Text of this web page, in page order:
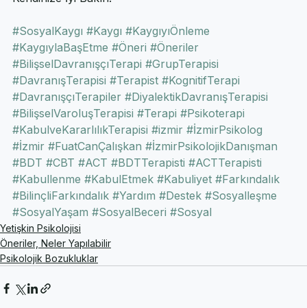
Kendinize İyi Bakın.
#SosyalKaygı #Kaygı
#KaygıyıÖnleme
#KaygıylaBaşEtme #Öneri
#Öneriler
#BilişselDavranışçıTerapi
#GrupTerapisi
#DavranışTerapisi
#Terapist
#KognitifTerapi
#DavranışçıTerapiler
#DiyalektikDavranışTerapisi
#BilişselVaroluşTerapisi
#Terapi #Psikoterapi
#KabulveKararlılıkTerapisi
#izmir
#İzmirPsikolog
#İzmir
#FuatCanÇalışkan
#İzmirPsikolojikDanışman
#BDT
#CBT #ACT #BDTTerapisti
#ACTTerapisti
#Kabullenme
#KabulEtmek #Kabuliyet
#Farkındalık
#BilinçliFarkındalık
#Yardım #Destek
#SosyalYaşam #SosyalBeceri
Yetişkin Psikolojisi
Psikolojik Bozukluklar